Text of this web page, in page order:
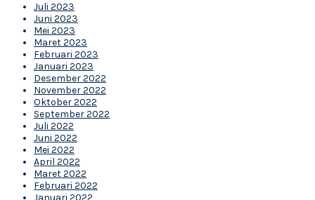
Juli 2023
Juni 2023
Mei 2023
Maret 2023
Februari 2023
Januari 2023
Desember 2022
November 2022
Oktober 2022
September 2022
Juli 2022
Juni 2022
Mei 2022
April 2022
Maret 2022
Februari 2022